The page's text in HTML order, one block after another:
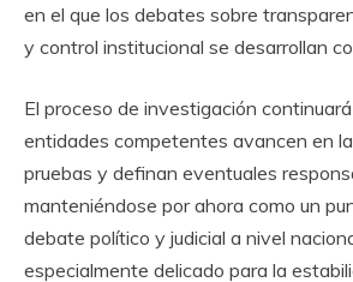
en el que los debates sobre
y control institucional se desarrollan
El proceso de investigación
entidades competentes avancen en
pruebas y definan eventuales
manteniéndose por ahora como un
debate político y judicial a nivel
especialmente delicado para la